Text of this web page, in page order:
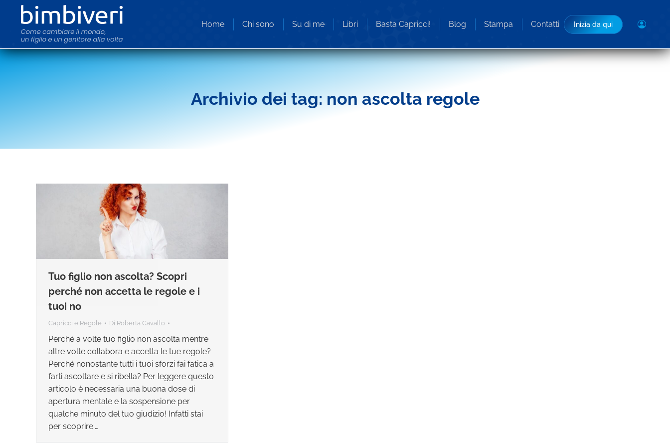
Home Chi sono Su di me Libri Basta Capricci! Blog Stampa Contatti Inizia da qui
Archivio dei tag: non ascolta regole
Tuo figlio non ascolta? Scopri
perché non accetta le regole e i
tuoi no
Capricci e Regole Di Roberta Cavallo
Perchè a volte tuo figlio non ascolta mentre
altre volte collabora e accetta le tue regole?
Perché nonostante tutti i tuoi sforzi fai fatica a
farti ascoltare e si ribella? Per leggere questo
articolo è necessaria una buona dose di
apertura mentale e la sospensione per
qualche minuto del tuo giudizio! Infatti stai
per scoprire:…